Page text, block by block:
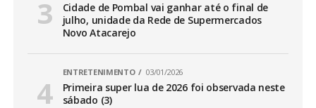
Cidade de Pombal vai ganhar até o final de
julho, unidade da Rede de Supermercados
Novo Atacarejo
ENTRETENIMENTO 03/01/2026
Primeira super lua de 2026 foi observada neste
sábado (3)